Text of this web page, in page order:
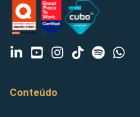
Conteúdo